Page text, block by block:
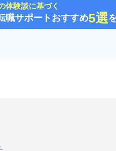
体験談に基づく
職サポートおすすめ5選